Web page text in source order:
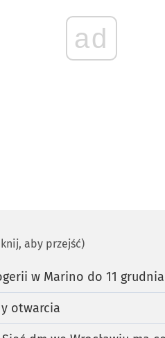
ad
aby przejść)
w Marino do 11 grudnia
otwarcia